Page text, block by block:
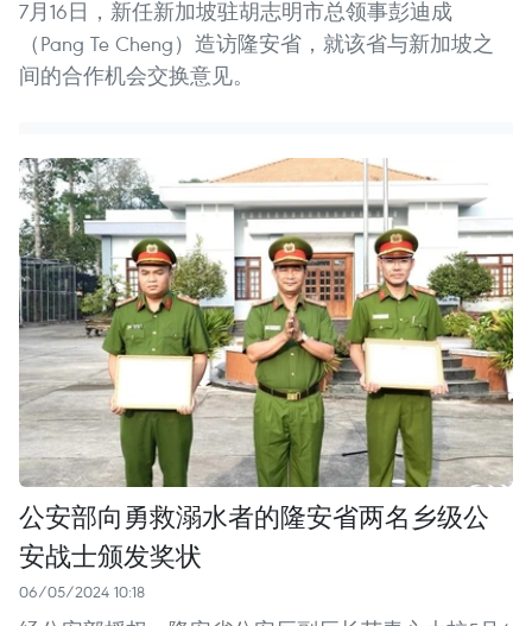
7月16日，新任新加坡驻胡志明市总领事彭迪成
（Pang Te Cheng）造访隆安省，就该省与新加坡之
间的合作机会交换意见。
公安部向勇救溺水者的隆安省两名乡级公
安战士颁发奖状
06/05/2024 10:18